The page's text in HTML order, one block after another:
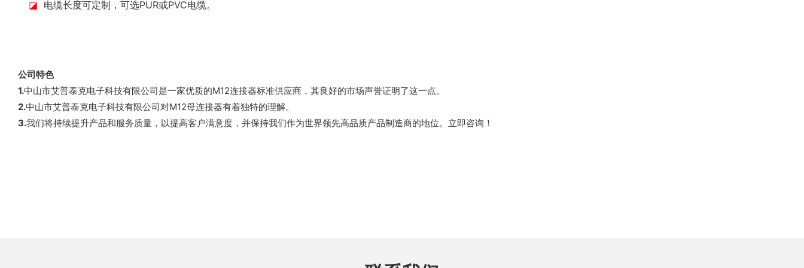
◪ 电缆长度可定制，可选PUR或PVC电缆。
公司特色
1.中山市艾普泰克电子科技有限公司是一家优质的M12连接器标准供应商，其良好的市场声誉证明了这一点。
2.中山市艾普泰克电子科技有限公司对M12母连接器有着独特的理解。
3.我们将持续提升产品和服务质量，以提高客户满意度，并保持我们作为世界领先高品质产品制造商的地位。立即咨询！